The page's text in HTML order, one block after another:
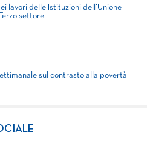
lavori delle Istituzioni dell'Unione
settore
sul contrasto alla povertà